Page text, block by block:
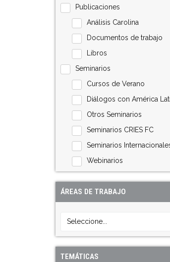
Publicaciones
Análisis Carolina
Documentos de trabajo
Libros
Seminarios
Cursos de Verano
Diálogos con América
Otros Seminarios
Seminarios CRIES FC
Seminarios
Webinarios
ÁREAS DE TRABAJO
Seleccione...
TEMÁTICAS